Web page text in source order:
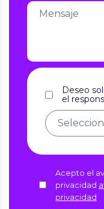
Deseo
el
Acepto el
privacidad
privacidad